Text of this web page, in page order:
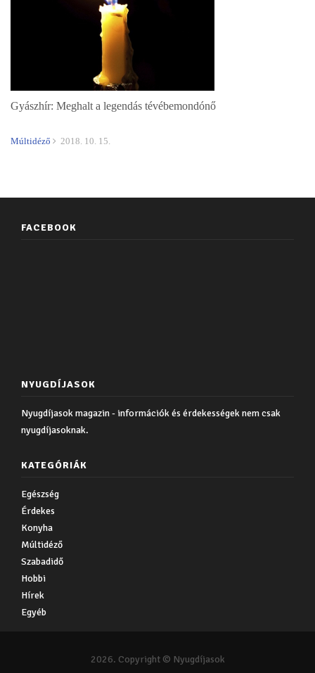
Gyászhír: Meghalt a legendás tévébemondónő
Múltidéző 2018. 10. 15.
FACEBOOK
NYUGDÍJASOK
Nyugdíjasok magazin - információk és érdekességek nem csak
nyugdíjasoknak.
KATEGÓRIÁK
Egészség
Érdekes
Konyha
Múltidéző
Szabadidő
Hobbi
Hírek
Egyéb
2026. Copyright © Nyugdíjasok